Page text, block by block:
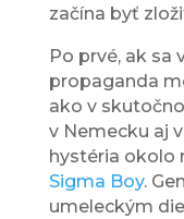
začína byť
Po prvé, ak sa
propaganda
ako v
v Nemecku aj
hystéria okolo
Sigma Boy.
umeleckým